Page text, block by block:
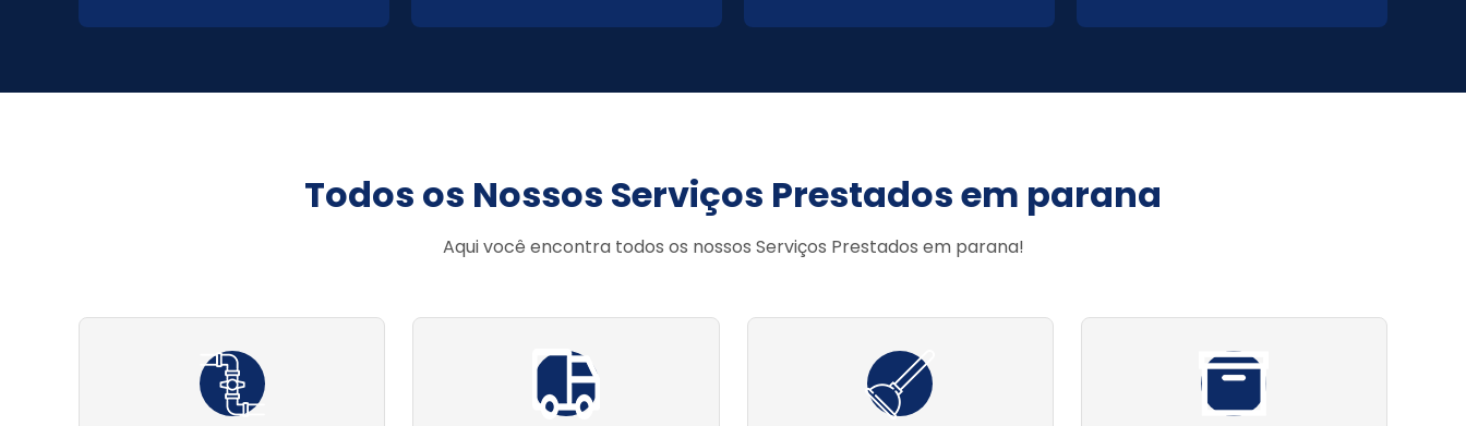
Todos os Nossos Serviços Prestados em parana
Aqui você encontra todos os nossos Serviços Prestados em parana!